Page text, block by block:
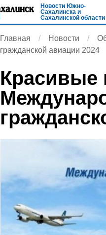
Новости Южно-
Сахалинска и
Сахалинской области
Главная Новости
гражданской авиации 2024
Красивые